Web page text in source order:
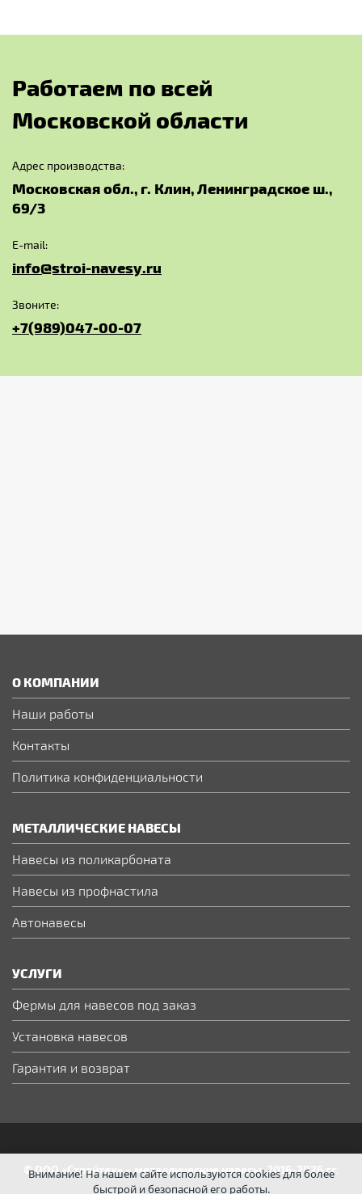
Работаем по всей
Московской области
Адрес производства:
Московская обл., г. Клин, Ленинградское ш.,
69/3
E-mail:
info@stroi-navesy.ru
Звоните:
+7(989)047-00-07
О КОМПАНИИ
Наши работы
Контакты
Политика конфиденциальности
МЕТАЛЛИЧЕСКИЕ НАВЕСЫ
Навесы из поликарбоната
Навесы из профнастила
Автонавесы
УСЛУГИ
Фермы для навесов под заказ
Установка навесов
Гарантия и возврат
© ООО «Стройтех» – металлические навесы, 2016-2026 гг.
Внимание! На нашем сайте используются cookies для более
быстрой и безопасной его работы.